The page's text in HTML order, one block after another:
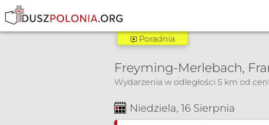
Poradnia Trier
Zakres pomocy:
Poradnia dla narzeczonych
Poradnia rozpoznawania
Poradnia
Freyming-Merlebach,
Wydarzenia w odległości 5 km od
Niedziela, 16 Sierpnia